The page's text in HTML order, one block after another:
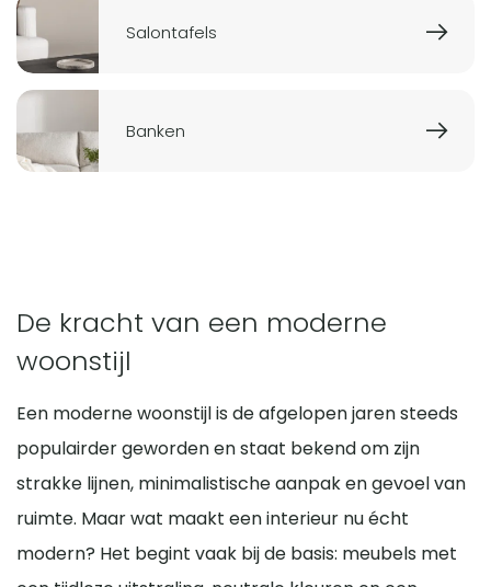
Salontafels
Banken
De kracht van een moderne
woonstijl
Een moderne woonstijl is de afgelopen jaren steeds
populairder geworden en staat bekend om zijn
strakke lijnen, minimalistische aanpak en gevoel van
ruimte. Maar wat maakt een interieur nu écht
modern? Het begint vaak bij de basis: meubels met